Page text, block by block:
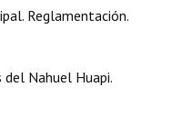
Reglamentación.
Nahuel Huapi.